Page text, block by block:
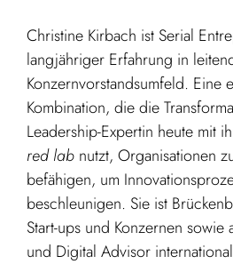
Christine Kirbach ist Serial
langjähriger Erfahrung in
Konzernvorstandsumfeld. Eine
Kombination, die die
Leadership-Expertin heute mit
red lab nutzt, Organisationen
befähigen, um
beschleunigen. Sie ist
Start-ups und Konzernen sowie
und Digital Advisor